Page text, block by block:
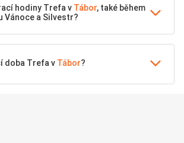
hodiny Trefa v Tábor, také během
Vánoce a Silvestr?
doba Trefa v Tábor?